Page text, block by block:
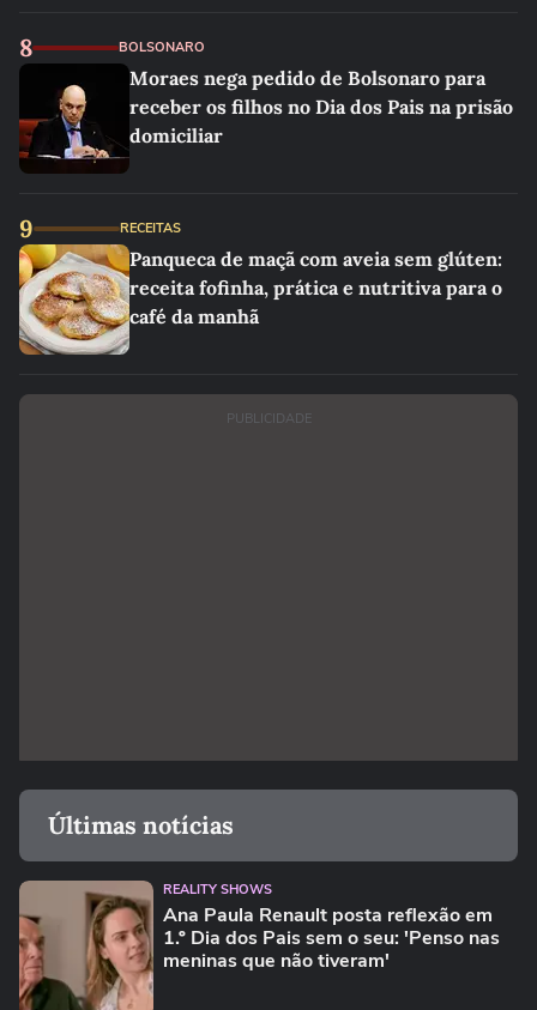
8 BOLSONARO
Moraes nega pedido de Bolsonaro para
receber os filhos no Dia dos Pais na prisão
domiciliar
9 RECEITAS
Panqueca de maçã com aveia sem glúten:
receita fofinha, prática e nutritiva para o
café da manhã
PUBLICIDADE
Últimas notícias
REALITY SHOWS
Ana Paula Renault posta reflexão em
1.º Dia dos Pais sem o seu: 'Penso nas
meninas que não tiveram'